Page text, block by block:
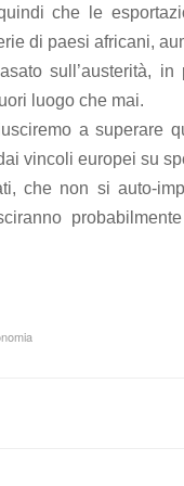
che le
di paesi africani,
sull’austerità,
luogo che mai.
a superare
vincoli europei su
che non si auto-